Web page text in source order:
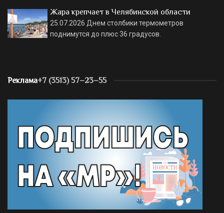
Жара крепчает в Челябинской области
25.07.2026 Днем столбики термометров
поднимутся до плюс 36 градусов.
Реклама+7 (3513) 57–23–55